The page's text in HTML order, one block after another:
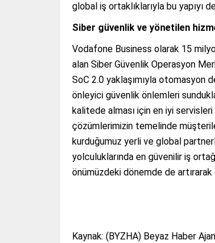
global iş ortaklıklarıyla bu yapıyı
Siber güvenlik ve yönetilen
Vodafone Business olarak 15
alan Siber Güvenlik Operasyon
SoC 2.0 yaklaşımıyla
önleyici güvenlik önlemleri
kalitede alması için en iyi
çözümlerimizin temelinde
kurduğumuz yerli ve global
yolculuklarında en güvenilir iş
önümüzdeki dönemde de
Kaynak: (BYZHA) Beyaz Haber